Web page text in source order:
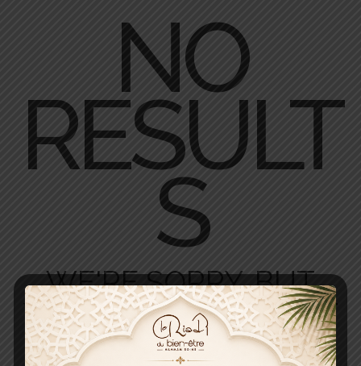
NO
RESULT
S
WE'RE SORRY, BUT
YOUR QUERY DID NOT
MATCH